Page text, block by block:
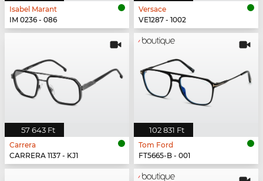
Isabel Marant
IM 0236 - 086
Versace
VE1287 - 1002
57 643 Ft
Carrera
CARRERA 1137 - KJ1
102 831 Ft
Tom Ford
FT5665-B - 001